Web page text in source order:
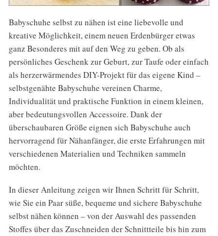
Babyschuhe selbst zu nähen ist eine liebevolle und
kreative Möglichkeit, einem neuen Erdenbürger etwas
ganz Besonderes mit auf den Weg zu geben. Ob als
persönliches Geschenk zur Geburt, zur Taufe oder einfach
als herzerwärmendes DIY-Projekt für das eigene Kind –
selbstgenähte Babyschuhe vereinen Charme,
Individualität und praktische Funktion in einem kleinen,
aber bedeutungsvollen Accessoire. Dank der
überschaubaren Größe eignen sich Babyschuhe auch
hervorragend für Nähanfänger, die erste Erfahrungen mit
verschiedenen Materialien und Techniken sammeln
möchten.
In dieser Anleitung zeigen wir Ihnen Schritt für Schritt,
wie Sie ein Paar süße, bequeme und sichere Babyschuhe
selbst nähen können – von der Auswahl des passenden
Stoffes über das Zuschneiden der Schnittteile bis hin zum